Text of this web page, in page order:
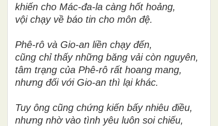
khiến cho Mác-đa-la càng hốt hoảng,
vội chạy về báo tin cho môn đệ.
Phê-rô và Gio-an liền chạy đến,
cũng chỉ thấy những băng vải còn nguyên,
tâm trạng của Phê-rô rất hoang mang,
nhưng đối với Gio-an thì lại khác.
Tuy ông cũng chứng kiến bấy nhiêu điều,
nhưng nhờ vào tình yêu luôn soi chiếu,